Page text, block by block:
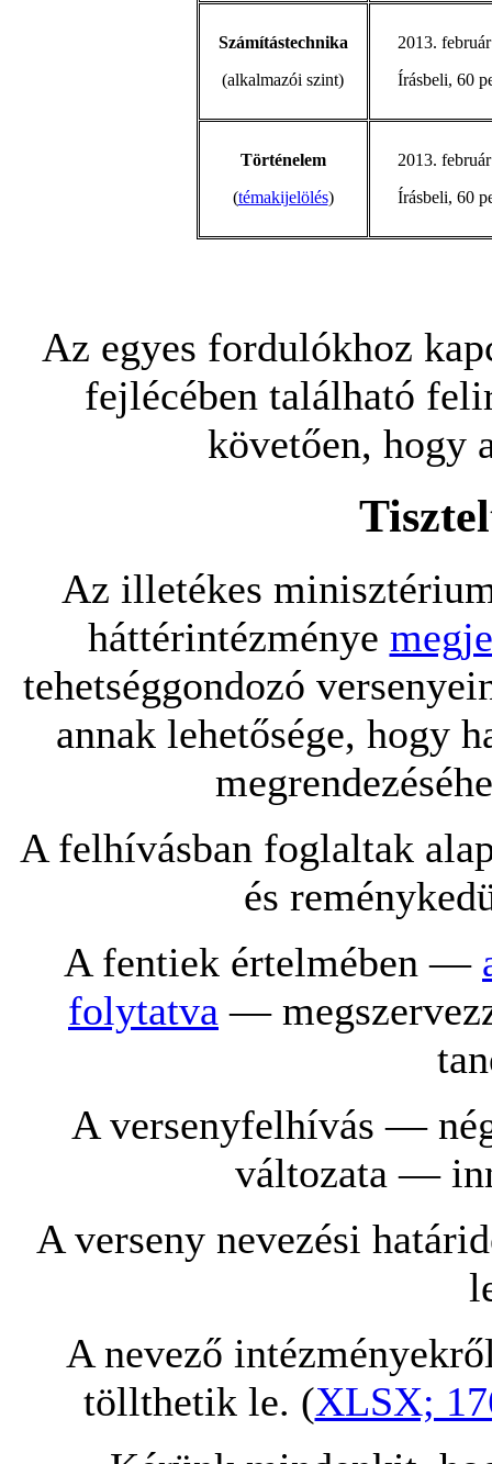
Számítástechnika
(alkalmazói szint)
2013.
Írásbeli, 60
Történelem
(témakijelölés)
2013.
Írásbeli, 60
Az egyes fordulókhoz
fejlécében található
követően, hogy
Az illetékes
háttérintézménye
tehetséggondozó
annak lehetősége, hogy
A felhívásban foglaltak
és
A fentiek értelmében —
folytatva —
A versenyfelhívás —
változata —
A verseny nevezési
A nevező
töllthetik le. (XLSX;